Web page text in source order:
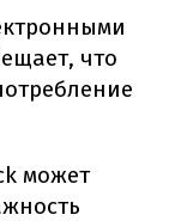
что
может